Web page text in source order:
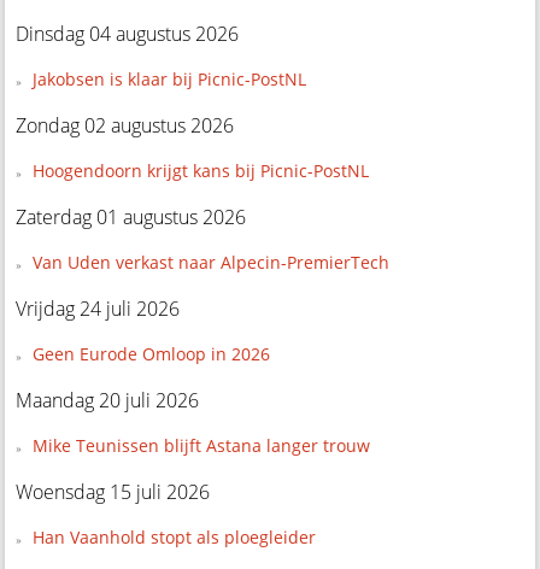
Dinsdag 04 augustus 2026
Jakobsen is klaar bij Picnic-PostNL
Zondag 02 augustus 2026
Hoogendoorn krijgt kans bij Picnic-PostNL
Zaterdag 01 augustus 2026
Van Uden verkast naar Alpecin-PremierTech
Vrijdag 24 juli 2026
Geen Eurode Omloop in 2026
Maandag 20 juli 2026
Mike Teunissen blijft Astana langer trouw
Woensdag 15 juli 2026
Han Vaanhold stopt als ploegleider